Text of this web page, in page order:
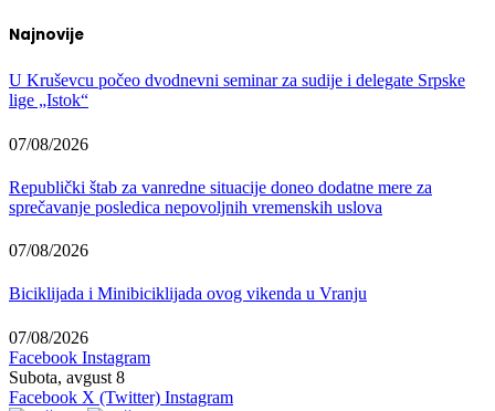
Najnovije
U Kruševcu počeo dvodnevni seminar za sudije i delegate Srpske
lige „Istok“
07/08/2026
Republički štab za vanredne situacije doneo dodatne mere za
sprečavanje posledica nepovoljnih vremenskih uslova
07/08/2026
Biciklijada i Minibiciklijada ovog vikenda u Vranju
07/08/2026
Facebook Instagram
Subota, avgust 8
Facebook X (Twitter) Instagram